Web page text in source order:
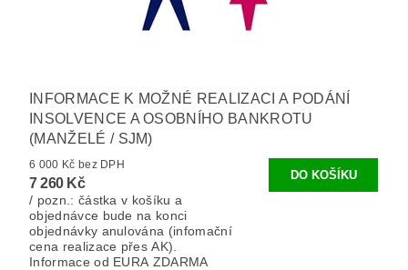
INFORMACE K MOŽNÉ REALIZACI A PODÁNÍ
INSOLVENCE A OSOBNÍHO BANKROTU
(MANŽELÉ / SJM)
6 000 Kč bez DPH
7 260 Kč
/ pozn.: částka v košíku a
objednávce bude na konci
objednávky anulována (infomační
cena realizace přes AK).
Informace od EURA ZDARMA